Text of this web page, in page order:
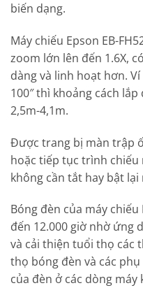
biến dạng.
Máy chiếu Epson EB-
zoom lớn lên đến 1.6X,
dàng và linh hoạt hơn.
100″ thì khoảng cách
2,5m-4,1m.
Được trang bị màn trập
hoặc tiếp tục trình
không cần tắt hay bật lại
Bóng đèn của máy
đến 12.000 giờ nhờ ứng
và cải thiện tuổi thọ các
thọ bóng đèn và các
của đèn ở các dòng máy